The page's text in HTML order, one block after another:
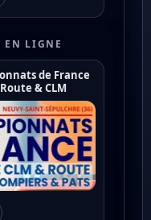
N3
U17
U19
LIGNE
de France
& CLM